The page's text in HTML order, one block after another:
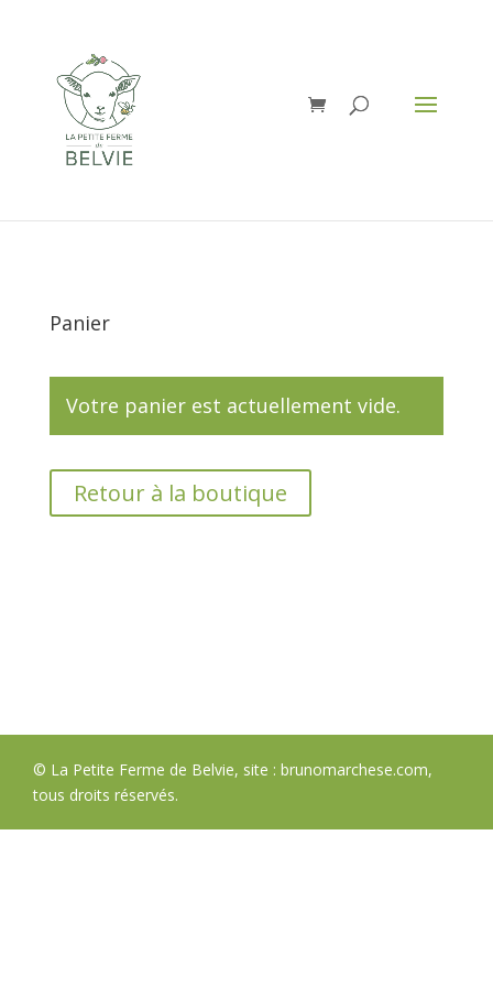
Panier
Votre panier est actuellement vide.
Retour à la boutique
© La Petite Ferme de Belvie, site : brunomarchese.com,
tous droits réservés.